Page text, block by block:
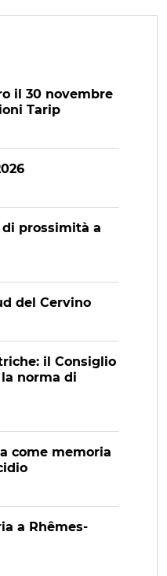
il 30 novembre
Tarip
prossimità a
del Cervino
il Consiglio
norma di
come memoria
a Rhêmes-